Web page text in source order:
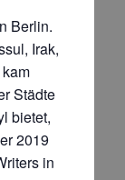
Berlin.
Irak,
Städte
bietet,
2019
in